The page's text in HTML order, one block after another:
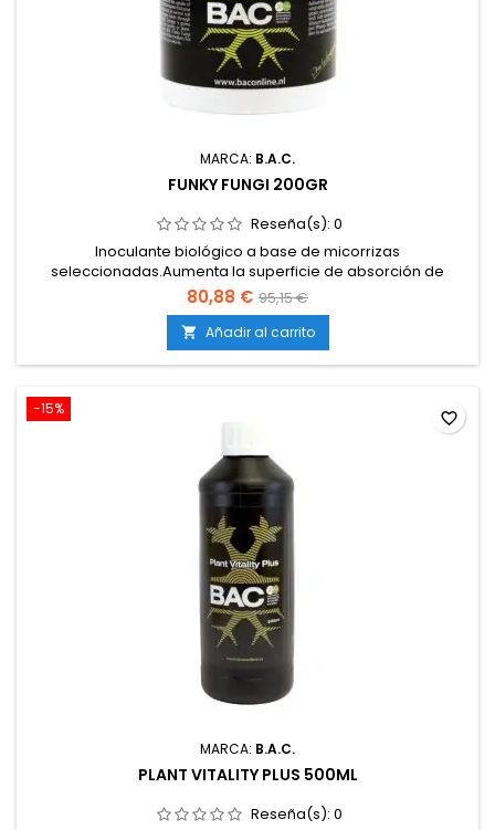
MARCA: B.A.C.
FUNKY FUNGI 200GR
Reseña(s): 0
Inoculante biológico a base de micorrizas
seleccionadas.Aumenta la superficie de absorción de
nutrientes y agua.Refuerza las defensas de la planta frente a
patógenos radiculares.Estimula un crecimiento más fuerte y
una floración más productiva.Producto 100 % natural y de
fácil aplicación.
80,88 € 95,15 €
 Añadir al carrito
-15%
MARCA: B.A.C.
PLANT VITALITY PLUS 500ML
Reseña(s): 0
favorite_border